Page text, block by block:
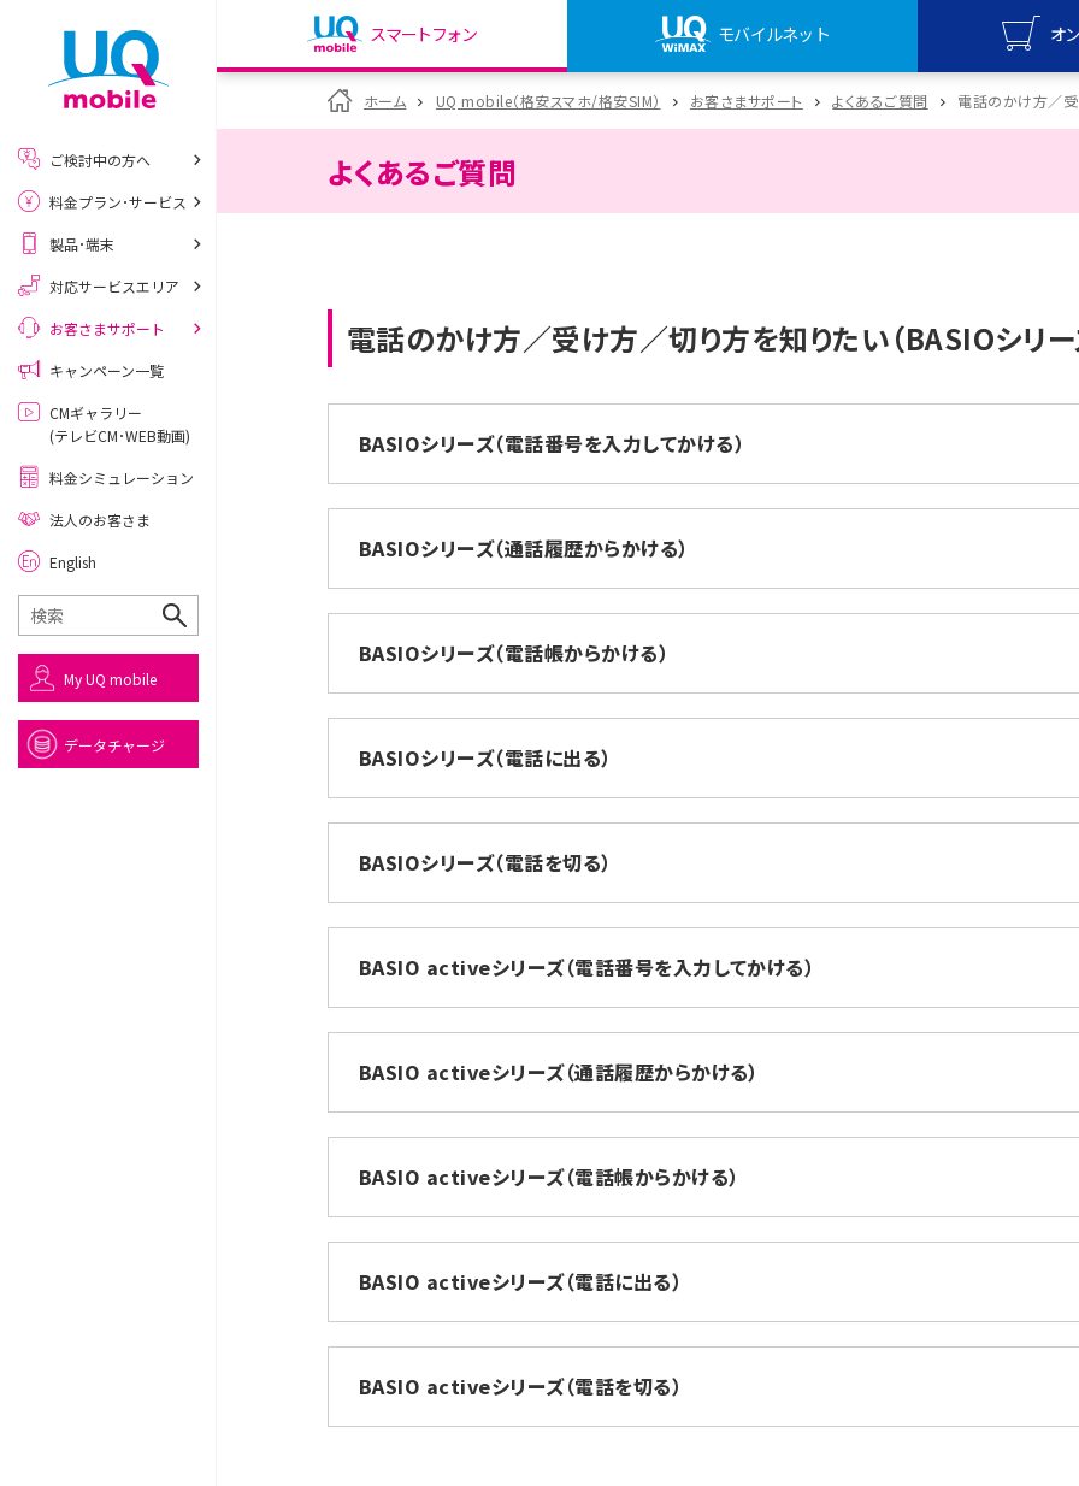
スマートフォン モバイルネット オ
my UQ WiMAX
UQ WiMAX ご契約の方
My UQ mobile
UQ
オンラ
オンラ
ホーム UQ mobile（格安スマホ/格安SIM） お客さまサポート よくあるご質問 電話のかけ方／受
よくあるご質問
電話のかけ方／受け方／切り方を知りたい（BASIOシリー
BASIOシリーズ（電話番号を入力してかける）
BASIOシリーズ（通話履歴からかける）
BASIOシリーズ（電話帳からかける）
BASIOシリーズ（電話に出る）
BASIOシリーズ（電話を切る）
BASIO activeシリーズ（電話番号を入力してかける）
BASIO activeシリーズ（通話履歴からかける）
BASIO activeシリーズ（電話帳からかける）
BASIO activeシリーズ（電話に出る）
BASIO activeシリーズ（電話を切る）
ご検討中の方へ
料金プラン･サービス
製品･端末
対応サービスエリア
お客さまサポート
キャンペーン一覧
CMギャラリー
(テレビCM･WEB動画)
料金シミュレーション
法人のお客さま
English
My UQ mobile
データチャージ